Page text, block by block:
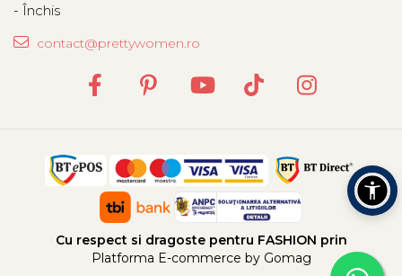
- Închis
contact@prettywomen.ro
Cu respect si dragoste pentru FASHION prin
Platforma E-commerce by Gomag